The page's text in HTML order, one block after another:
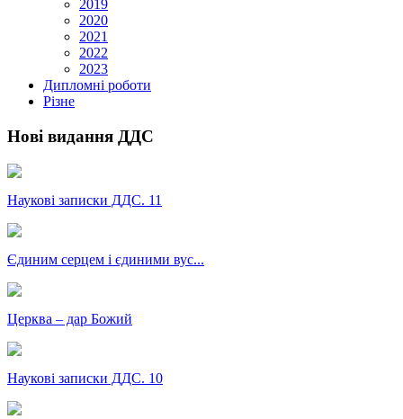
2019
2020
2021
2022
2023
Дипломні роботи
Різне
Нові видання ДДС
Наукові записки ДДС. 11
Єдиним серцем і єдиними вус...
Церква – дар Божий
Наукові записки ДДС. 10